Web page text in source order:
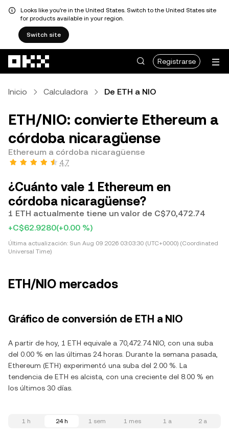
Looks like you're in the United States. Switch to the United States site
for products available in your region.
Switch site
Registrarse
Inicio Calculadora De ETH a NIO
ETH/NIO: convierte Ethereum a
córdoba nicaragüense
Ethereum a córdoba nicaragüense
4.7
¿Cuánto vale 1 Ethereum en
córdoba nicaragüense?
1 ETH actualmente tiene un valor de C$70,472.74
+C$62.9280(+0.00 %)
Última actualización: Sun Aug 09 2026 03:03:30 (UTC+0000) (Coordinated
Universal Time)
ETH/NIO mercados
Gráfico de conversión de ETH a NIO
A partir de hoy, 1 ETH equivale a 70,472.74 NIO, con una suba
del 0.00 % en las últimas 24 horas. Durante la semana pasada,
Ethereum (ETH) experimentó una suba del 2.00 %. La
tendencia de ETH es alcista, con una creciente del 8.00 % en
los últimos 30 días.
1 h 24 h 1 sem 1 mes 1 a 2 a